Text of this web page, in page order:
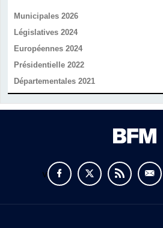
Municipales 2026
Législatives 2024
Européennes 2024
Présidentielle 2022
Départementales 2021
v